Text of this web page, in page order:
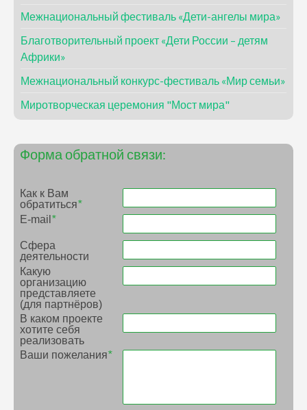
Межнациональный фестиваль «Дети-ангелы мира»
Благотворительный проект «Дети России – детям
Африки»
Межнациональный конкурс-фестиваль «Мир семьи»
Миротворческая церемония "Мост мира"
Форма обратной связи:
Как к Вам
обратиться*
E-mail *
Сфера
деятельности
Какую
организацию
представляете
(для партнёров)
В каком проекте
хотите себя
реализовать
Ваши пожелания*